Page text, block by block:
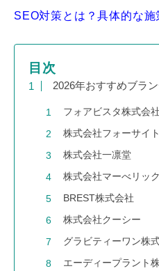
SEO対策とは？具体的な
目次
2026年おすすめブラ
フォアビスタ株式会社
株式会社フォーサイ
株式会社一凛堂
株式会社マーべリッ
BREST株式会社
株式会社クーシー
グラビティーワン株
エーディープラント